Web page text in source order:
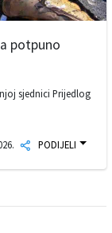
potpuno
sjednici Prijedlog
PODIJELI